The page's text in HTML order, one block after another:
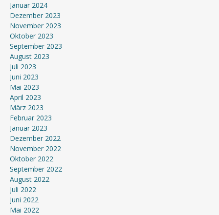
Januar 2024
Dezember 2023
November 2023
Oktober 2023
September 2023
August 2023
Juli 2023
Juni 2023
Mai 2023
April 2023
März 2023
Februar 2023
Januar 2023
Dezember 2022
November 2022
Oktober 2022
September 2022
August 2022
Juli 2022
Juni 2022
Mai 2022